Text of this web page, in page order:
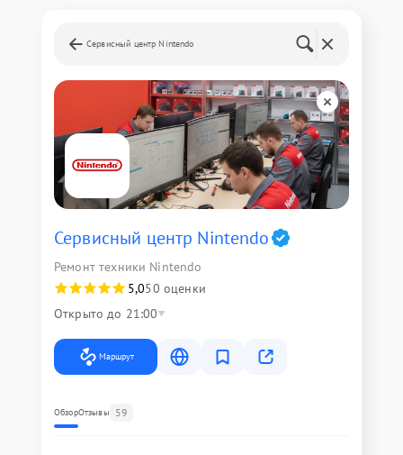
Сервисный центр Nintendo
Сервисный центр Nintendo
Ремонт техники Nintendo
5,050 оценки
Открыто до 21:00
Маршрут
ОбзорОтзывы 59